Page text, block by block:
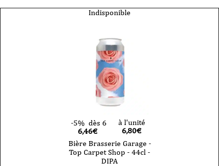
Indisponible
-5% dès 6
6,46€
à l'unité
6,80€
Bière Brasserie Garage -
Top Carpet Shop - 44cl -
DIPA